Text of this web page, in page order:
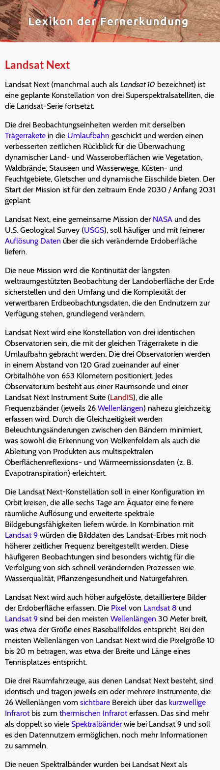
Landsat Next
Landsat Next (manchmal auch als Landsat 10 bezeichnet) ist
eine geplante Konstellation von drei Superspektralsatelliten, die
die Landsat-Serie fortsetzt.
Die drei Beobachtungseinheiten werden mit derselben
Trägerrakete in die Umlaufbahn geschickt und werden einen
verbesserten zeitlichen Rückblick für die Überwachung
dynamischer Land- und Wasseroberflächen wie Vegetation,
Waldbrände, Stauseen und Wasserwege, Küsten- und
Feuchtgebiete, Gletscher und dynamische Eisschilde bieten. Der
Start der Mission ist für den zeitraum Ende 2030 / Anfang 2031
geplant.
Landsat Next, eine gemeinsame Mission der NASA und des
U.S. Geological Survey (USGS), soll häufiger und mit feinerer
Auflösung Daten über die sich verändernde Erdoberfläche
liefern.
Die neue Mission wird die Kontinuität der längsten
weltraumgestützten Beobachtung der Landoberfläche der Erde
sicherstellen und den Umfang und die Komplexität der
verwertbaren Erdbeobachtungsdaten, die den Endnutzern zur
Verfügung stehen, grundlegend verändern.
Landsat Next wird eine Konstellation von drei identischen
Observatorien sein, die mit der gleichen Trägerrakete in die
Umlaufbahn gebracht werden. Die drei Observatorien werden
in einem Abstand von 120 Grad zueinander auf einer
Orbitalhöhe von 653 Kilometern positioniert. Jedes
Observatorium besteht aus einer Raumsonde und einer
Landsat Next Instrument Suite (LandIS), die alle
Frequenzbänder (jeweils 26 Wellenlängen) nahezu gleichzeitig
erfassen wird. Durch die Gleichzeitigkeit werden
Beleuchtungsänderungen zwischen den Bändern minimiert,
was sowohl die Erkennung von Wolkenfeldern als auch die
Ableitung von Produkten aus multispektralen
Oberflächenreflexions- und Wärmeemissionsdaten (z. B.
Evapotranspiration) erleichtert.
Die Landsat Next-Konstellation soll in einer Konfiguration im
Orbit kreisen, die alle sechs Tage am Äquator eine feinere
räumliche Auflösung und erweiterte spektrale
Bildgebungsfähigkeiten liefern würde. In Kombination mit
Landsat 9 würden die Bilddaten des Landsat-Erbes mit noch
höherer zeitlicher Frequenz bereitgestellt werden. Diese
häufigeren Beobachtungen sind besonders wichtig für die
Verfolgung von sich schnell verändernden Prozessen wie
Wasserqualität, Pflanzengesundheit und Naturgefahren.
Landsat Next wird auch höher aufgelöste, detailliertere Bilder
der Erdoberfläche erfassen. Die Pixel von Landsat 8 und
Landsat 9 sind bei den meisten Wellenlängen 30 Meter breit,
was etwa der Größe eines Baseballfeldes entspricht. Bei den
meisten Wellenlängen von Landsat Next wird die Pixelgröße 10
bis 20 m betragen, was etwa der Breite und Länge eines
Tennisplatzes entspricht.
Die drei Raumfahrzeuge, aus denen Landsat Next besteht, sind
identisch und tragen jeweils ein oder mehrere Instrumente, die
26 Wellenlängen vom sichtbare Bereich über das kurzwellige
Infrarotbis zum thermischen Infraroterfassen. Das sind mehr
als doppelt so viele Spektralbänder wie bei Landsat 9 und soll
es den Datennutzern ermöglichen, noch mehr Informationen
zu sammeln.
Die neuen Spektralbänder wurden bei Landsat Next als